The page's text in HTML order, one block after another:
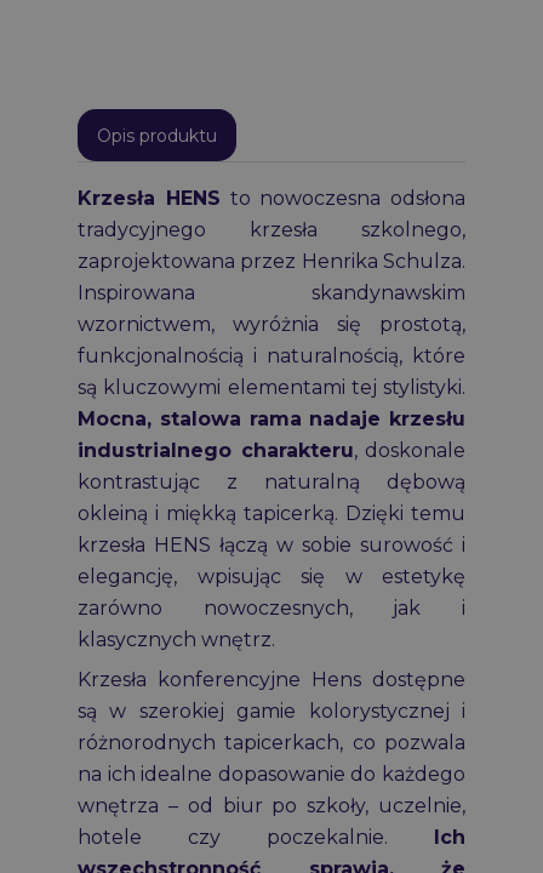
Opis produktu
Krzesła HENS to nowoczesna odsłona
tradycyjnego krzesła szkolnego,
zaprojektowana przez Henrika Schulza.
Inspirowana skandynawskim
wzornictwem, wyróżnia się prostotą,
funkcjonalnością i naturalnością, które
są kluczowymi elementami tej stylistyki.
Mocna, stalowa rama nadaje krzesłu
industrialnego charakteru, doskonale
kontrastując z naturalną dębową
okleiną i miękką tapicerką. Dzięki temu
krzesła HENS łączą w sobie surowość i
elegancję, wpisując się w estetykę
zarówno nowoczesnych, jak i
klasycznych wnętrz.
Krzesła konferencyjne Hens dostępne
są w szerokiej gamie kolorystycznej i
różnorodnych tapicerkach, co pozwala
na ich idealne dopasowanie do każdego
wnętrza – od biur po szkoły, uczelnie,
hotele czy poczekalnie. Ich